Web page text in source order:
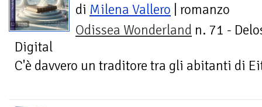
di Milena Vallero | romanzo
Odissea Wonderland n. 71 -
Digital
C'è davvero un traditore tra gli abitanti di